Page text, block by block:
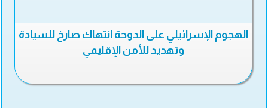
الهجوم الإسرائيلي على الدوحة انتهاك صارخ للسيادة
وتهديد للأمن الإقليمي